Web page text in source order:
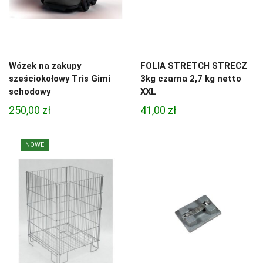
Wózek na zakupy
sześciokołowy Tris Gimi
schodowy
250,00 zł
FOLIA STRETCH STRECZ
3kg czarna 2,7 kg netto
XXL
41,00 zł
NOWE